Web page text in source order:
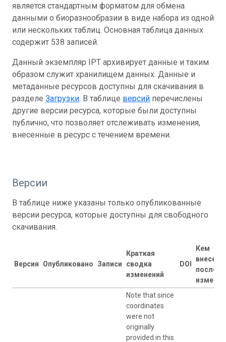
является стандартным форматом для обмена
данными о биоразнообразии в виде набора из одной
или нескольких таблиц. Основная таблица данных
содержит 538 записей.
Данный экземпляр IPT архивирует данные и таким
образом служит хранилищем данных. Данные и
метаданные ресурсов доступны для скачивания в
разделе Загрузки. В таблице версий перечислены
другие версии ресурса, которые были доступны
публично, что позволяет отслеживать изменения,
внесенные в ресурс с течением времени.
Версии
В таблице ниже указаны только опубликованные
версии ресурса, которые доступны для свободного
скачивания.
Версия Опубликовано Записи
Краткая
сводка
изменений
DOI
Кем
внесены
Note that since
coordinates
were not
originally
provided in this